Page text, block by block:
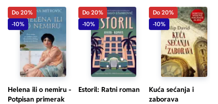
Do 20%
-10%
Helena ili o nemiru -
Potpisan primerak
Do 20%
-10%
Estoril: Ratni roman
Do 20%
-10%
Kuća sećanja i
zaborava